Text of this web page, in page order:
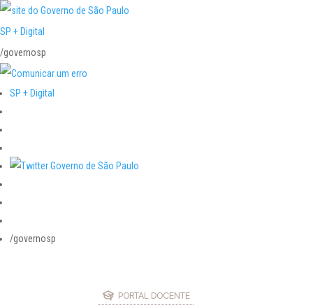
SP + Digital
/governosp
SP + Digital
/governosp
PORTAL DOCENTE